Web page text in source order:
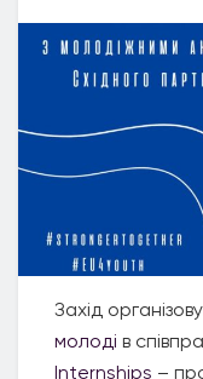
Захід
молоді в
Internships –